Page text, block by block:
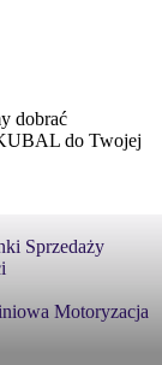
dobrać
do Twojej
Sprzedaży
Motoryzacja